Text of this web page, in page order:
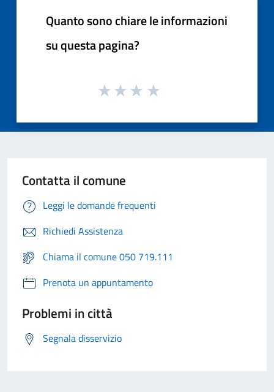
Quanto sono chiare le informazioni
su questa pagina?
Contatta il comune
Leggi le domande frequenti
Richiedi Assistenza
Chiama il comune 050 719.111
Prenota un appuntamento
Problemi in città
Segnala disservizio